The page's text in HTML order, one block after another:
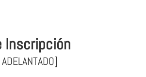
Inscripción